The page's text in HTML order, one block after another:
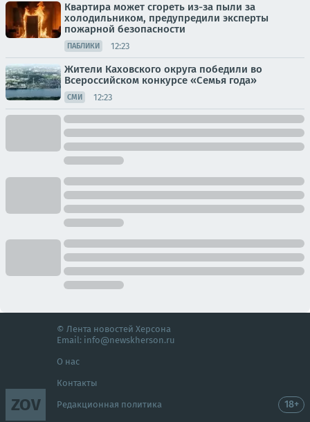
Квартира может сгореть из-за пыли за
холодильником, предупредили эксперты
пожарной безопасности
ПАБЛИКИ 12:23
Жители Каховского округа победили во
Всероссийском конкурсе «Семья года»
СМИ 12:23
ZOV
© Лента новостей Херсона
Email: info@newskherson.ru
О нас
Контакты
Редакционная политика 18+